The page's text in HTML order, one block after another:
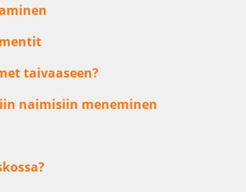
taivaaseen?
naimisiin meneminen